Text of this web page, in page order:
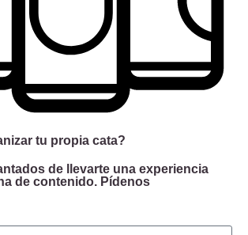
tu propia cata?
de llevarte una experiencia
de contenido. Pídenos